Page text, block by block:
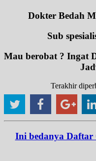
Dokter Bedah
Sub
Mau berobat ? Ingat
Terakhir
Ini bedanya Daftar